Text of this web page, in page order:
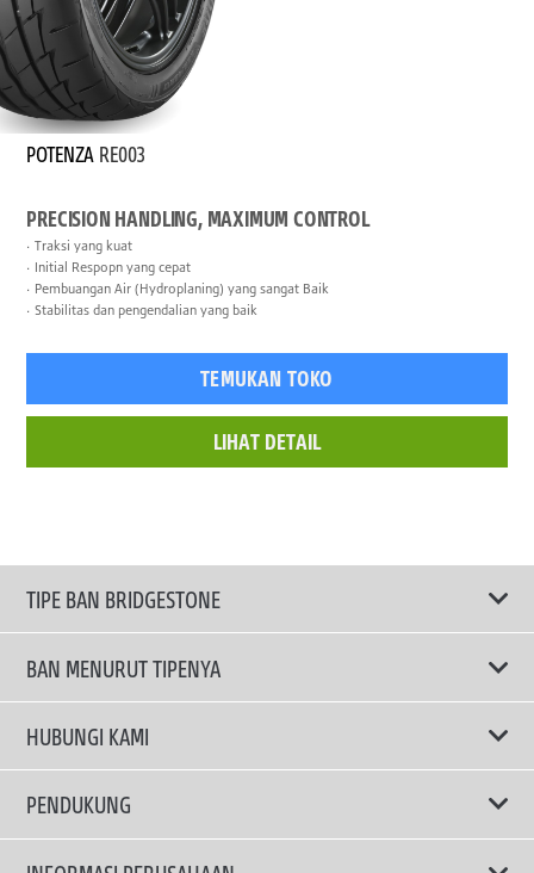
POTENZA RE003
PRECISION HANDLING, MAXIMUM CONTROL
Traksi yang kuat
Initial Respopn yang cepat
Pembuangan Air (Hydroplaning) yang sangat Baik
Stabilitas dan pengendalian yang baik
TEMUKAN TOKO
LIHAT DETAIL
TIPE BAN BRIDGESTONE
BAN MENURUT TIPENYA
Ban ENLITEN
Ban Performa
HUBUNGI KAMI
Email Kami
PENDUKUNG
Privacy Policy